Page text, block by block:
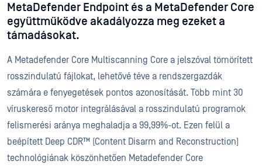
MetaDefender Endpoint és a MetaDefender Core
együttműködve akadályozza meg ezeket a
támadásokat.
A Metadefender Core Multiscanning Core a jelszóval tömörített
rosszindulatú fájlokat, lehetővé téve a rendszergazdák
számára e fenyegetések pontos azonosítását. Több mint 30
víruskereső motor integrálásával a rosszindulatú programok
felismerési aránya meghaladja a 99,99%-ot. Ezen felül a
beépített Deep CDR™ (Content Disarm and Reconstruction)
technológiának köszönhetően Metadefender Core